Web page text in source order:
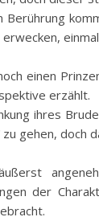
Berührung
erwecken,
einen
erzählt.
ihres
zu gehen, doch
der